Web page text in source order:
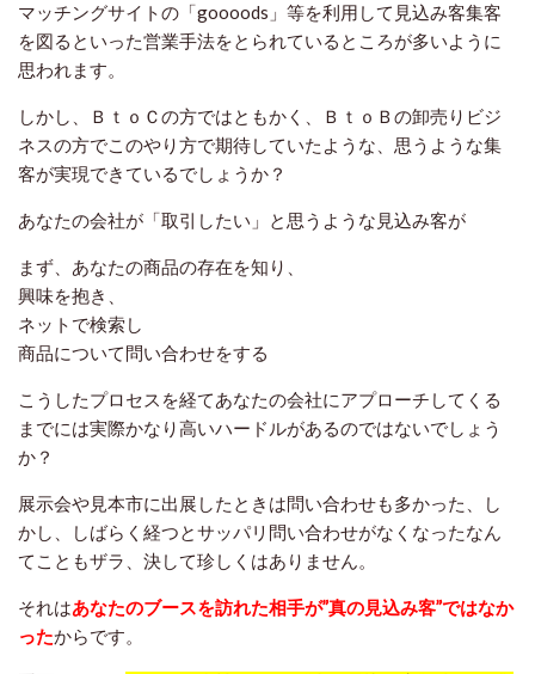
マッチングサイトの「goooods」等を利用して見込み客集客
を図るといった営業手法をとられているところが多いように
思われます。
しかし、ＢｔｏＣの方ではともかく、ＢｔｏＢの卸売りビジ
ネスの方でこのやり方で期待していたような、思うような集
客が実現できているでしょうか？
あなたの会社が「取引したい」と思うような見込み客が
まず、あなたの商品の存在を知り、
興味を抱き、
ネットで検索し
商品について問い合わせをする
こうしたプロセスを経てあなたの会社にアプローチしてくる
までには実際かなり高いハードルがあるのではないでしょう
か？
展示会や見本市に出展したときは問い合わせも多かった、し
かし、しばらく経つとサッパリ問い合わせがなくなったなん
てこともザラ、決して珍しくはありません。
それはあなたのブースを訪れた相手が”真の見込み客”ではなか
ったからです。